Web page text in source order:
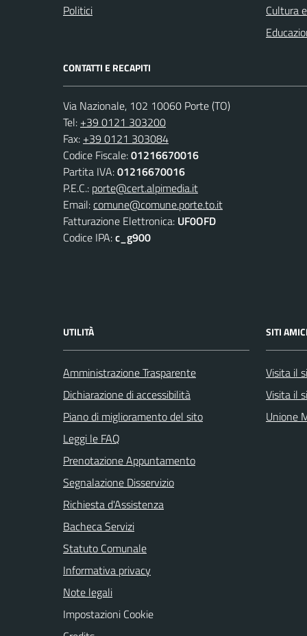
Politici
Cultura
CONTATTI E RECAPITI
Via Nazionale, 102 10060 Porte (TO)
Tel: +39 0121 303200
Fax: +39 0121 303084
Codice Fiscale:01216670016
Partita IVA:01216670016
P.E.C.: porte@cert.alpimedia.it
Email:comune@comune.porte.to.it
Fatturazione Elettronica: UF0OFD
Codice IPA:c_g900
UTILITÀ
Amministrazione Trasparente
Dichiarazione di accessibilità
Piano di miglioramento del sito
Leggi le FAQ
Prenotazione Appuntamento
Segnalazione Disservizio
Richiesta d'Assistenza
Bacheca Servizi
Statuto Comunale
Informativa privacy
Note legali
Impostazioni Cookie
SITI AMICI
Visita il
Visita il
Unione